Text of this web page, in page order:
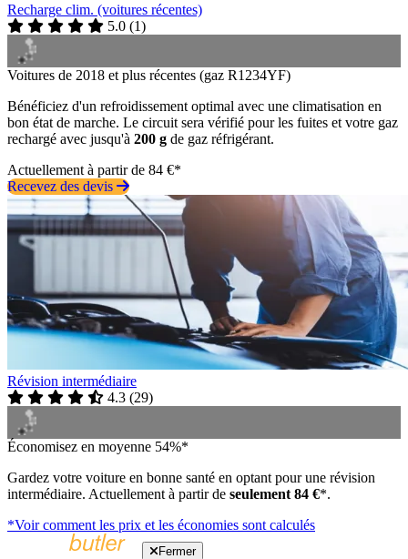
Recharge clim. (voitures récentes)
5.0 (1)
Voitures de 2018 et plus récentes (gaz R1234YF)
Bénéficiez d'un refroidissement optimal avec une climatisation en
bon état de marche. Le circuit sera vérifié pour les fuites et votre gaz
rechargé avec jusqu'à 200 g de gaz réfrigérant.
Actuellement à partir de 84 €*
Recevez des devis
Révision intermédiaire
4.3 (29)
Économisez en moyenne 54%*
Gardez votre voiture en bonne santé en optant pour une révision
intermédiaire. Actuellement à partir de seulement 84 €*.
*Voir comment les prix et les économies sont calculés
Fermer